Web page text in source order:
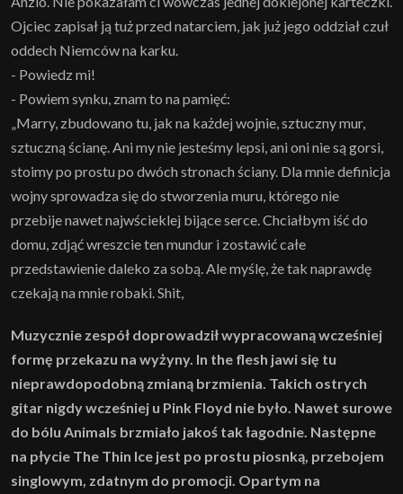
Ojciec zapisał ją tuż przed natarciem, jak już jego oddział czuł
oddech Niemców na karku.
- Powiedz mi!
- Powiem synku, znam to na pamięć:
„Marry, zbudowano tu, jak na każdej wojnie, sztuczny mur,
sztuczną ścianę. Ani my nie jesteśmy lepsi, ani oni nie są gorsi,
stoimy po prostu po dwóch stronach ściany. Dla mnie definicja
wojny sprowadza się do stworzenia muru, którego nie
przebije nawet najwścieklej bijące serce. Chciałbym iść do
domu, zdjąć wreszcie ten mundur i zostawić całe
przedstawienie daleko za sobą. Ale myślę, że tak naprawdę
czekają na mnie robaki. Shit,
Muzycznie zespół doprowadził wypracowaną wcześniej
formę przekazu na wyżyny. In the flesh jawi się tu
nieprawdopodobną zmianą brzmienia. Takich ostrych
gitar nigdy wcześniej u Pink Floyd nie było. Nawet surowe
do bólu Animals brzmiało jakoś tak łagodnie. Następne
na płycie The Thin Ice jest po prostu piosnką, przebojem
singlowym, zdatnym do promocji. Opartym na